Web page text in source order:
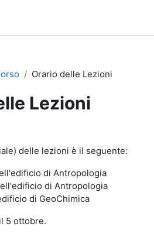
Orario delle Lezioni
Lezioni
delle lezioni è il seguente:
di Antropologia
di Antropologia
di GeoChimica
5 ottobre.